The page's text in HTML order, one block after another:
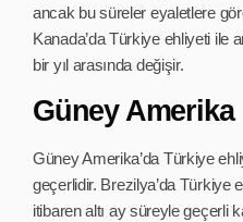
ancak bu süreler eyaletlere
Kanada’da Türkiye ehliyeti ile
bir yıl arasında değişir.
Güney Amerika
Güney Amerika’da Türkiye
geçerlidir. Brezilya’da Türkiye
itibaren altı ay süreyle geçerli